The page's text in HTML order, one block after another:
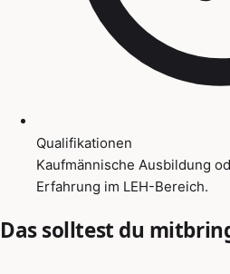
Qualifikationen
Kaufmännische Ausbildung
Erfahrung im LEH-Bereich.
Das solltest du